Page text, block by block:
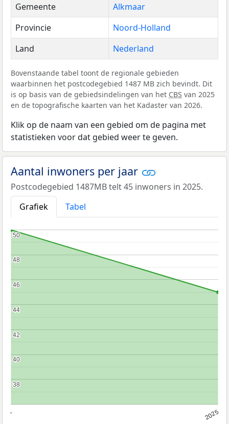
Gemeente
Alkmaar
Provincie
Noord-Holland
Land
Nederland
Bovenstaande tabel toont de regionale gebieden
waarbinnen het postcodegebied 1487 MB zich bevindt. Dit
is op basis van de gebiedsindelingen van het CBS van 2025
en de topografische kaarten van het Kadaster van 2026.
Klik op de naam van een gebied om de pagina met
statistieken voor dat gebied weer te geven.
Aantal inwoners per jaar
Postcodegebied 1487MB telt 45 inwoners in 2025.
Grafiek
Tabel
2025
38
38
40
40
42
42
44
44
46
46
48
48
50
50